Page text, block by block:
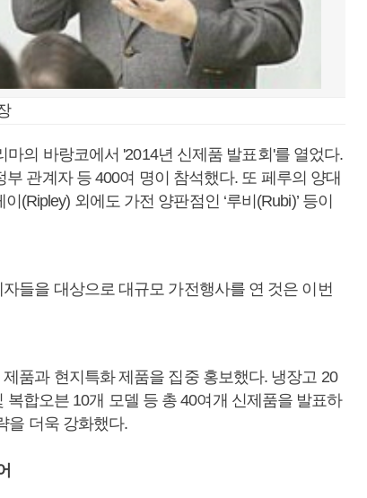
의 바랑코에서 '2014년 신제품 발표회'를 열었다.
관계자 등 400여 명이 참석했다. 또 페루의 양대
(Ripley) 외에도 가전 양판점인 ‘루비(Rubi)’ 등이
들을 대상으로 대규모 가전행사를 연 것은 이번
품과 현지특화 제품을 집중 홍보했다. 냉장고 20
합오븐 10개 모델 등 총 40여개 신제품을 발표하
을 더욱 강화했다.